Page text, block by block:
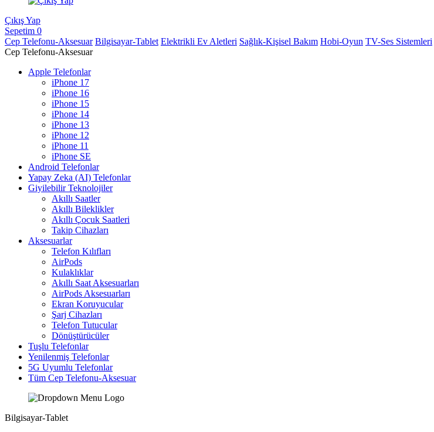
Çıkış Yap
Sepetim 0
Cep Telefonu-Aksesuar Bilgisayar-Tablet Elektrikli Ev Aletleri Sağlık-Kişisel Bakım Hobi-Oyun TV-Ses Sistemleri
Cep Telefonu-Aksesuar
Apple Telefonlar
iPhone 17
iPhone 16
iPhone 15
iPhone 14
iPhone 13
iPhone 12
iPhone 11
iPhone SE
Android Telefonlar
Yapay Zeka (AI) Telefonlar
Giyilebilir Teknolojiler
Akıllı Saatler
Akıllı Bileklikler
Akıllı Çocuk Saatleri
Takip Cihazları
Aksesuarlar
Telefon Kılıfları
AirPods
Kulaklıklar
Akıllı Saat Aksesuarları
AirPods Aksesuarları
Ekran Koruyucular
Şarj Cihazları
Telefon Tutucular
Dönüştürücüler
Tuşlu Telefonlar
Yenilenmiş Telefonlar
5G Uyumlu Telefonlar
Tüm Cep Telefonu-Aksesuar
Bilgisayar-Tablet